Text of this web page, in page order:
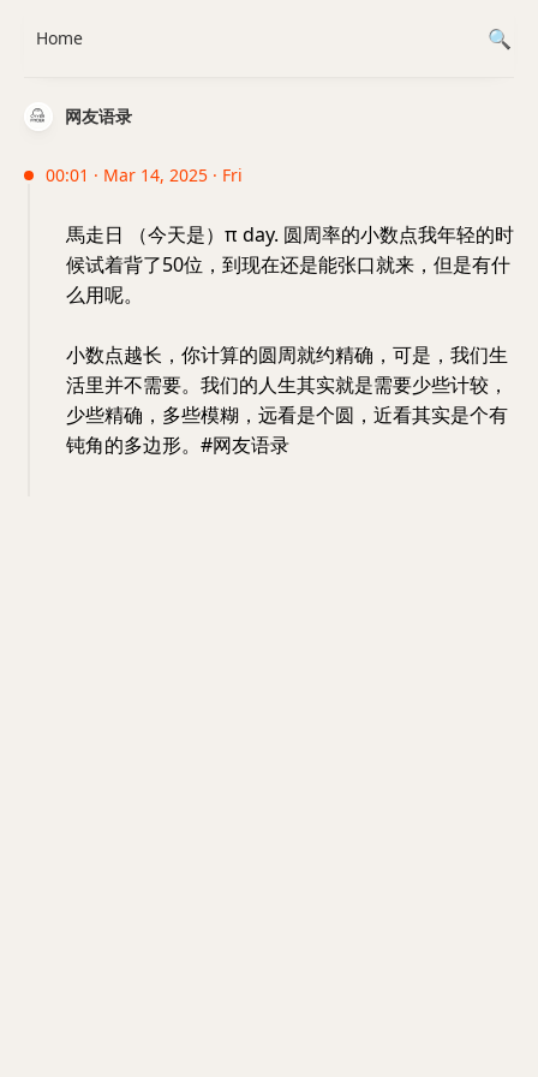
网友语录
00:01 · Mar 14, 2025 · Fri
馬走日 （今天是）π day. 圆周率的小数点我年轻的时
候试着背了50位，到现在还是能张口就来，但是有什
么用呢。
小数点越长，你计算的圆周就约精确，可是，我们生
活里并不需要。我们的人生其实就是需要少些计较，
少些精确，多些模糊，远看是个圆，近看其实是个有
钝角的多边形。#网友语录
Home